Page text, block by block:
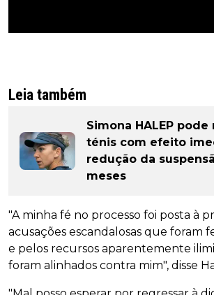
Leia também
Simona HALEP
ténis com efeito
redução da
meses
"A minha fé no processo foi posta à
acusações escandalosas que foram
e pelos recursos aparentemente
foram alinhados contra mim", disse